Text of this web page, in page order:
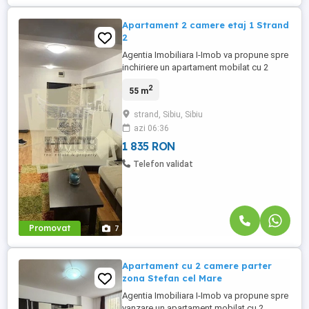
Promovat 7
Apartament 2 camere etaj 1 Strand
2
Agentia Imobiliara I-Imob va propune spre
inchiriere un apartament mobilat cu 2
mp sunt utili. Imobilul este situat la etajul 1
apropiere mai multe puncte de interes
social precum: farmacii, magazine,
gradinite, parcuri ...
55 m2
strand, Sibiu, Sibiu
azi 06:36
1 835 RON
Telefon validat
Apartament cu 2 camere parter
zona Stefan cel Mare
Agentia Imobiliara I-Imob va propune spre